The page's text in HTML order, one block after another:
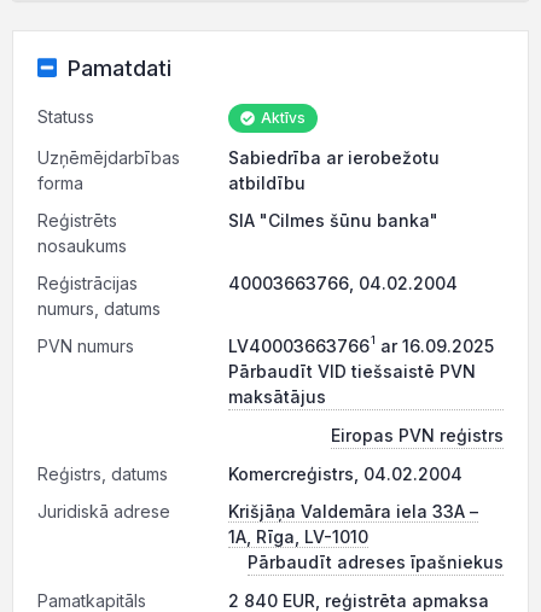
Pamatdati
Statuss Aktīvs
Uzņēmējdarbības
forma
Sabiedrība ar ierobežotu
atbildību
Reģistrēts
nosaukums
SIA "Cilmes šūnu banka"
Reģistrācijas
numurs, datums
40003663766, 04.02.2004
PVN numurs LV400036637661 ar 16.09.2025
Pārbaudīt VID tiešsaistē PVN
maksātājus
Eiropas PVN reģistrs
Reģistrs, datums
Komercreģistrs, 04.02.2004
Juridiskā adrese
Krišjāņa Valdemāra iela 33A –
1A, Rīga, LV-1010
Pārbaudīt adreses īpašniekus
Pamatkapitāls
2 840 EUR, reģistrēta apmaksa